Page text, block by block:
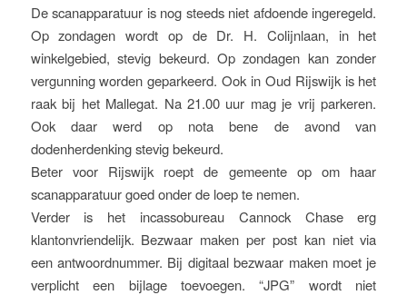
De scanapparatuur is nog steeds niet afdoende ingeregeld.
Op zondagen wordt op de Dr. H. Colijnlaan, in het
winkelgebied, stevig bekeurd. Op zondagen kan zonder
vergunning worden geparkeerd. Ook in Oud Rijswijk is het
raak bij het Mallegat. Na 21.00 uur mag je vrij parkeren.
Ook daar werd op nota bene de avond van
dodenherdenking stevig bekeurd.
Beter voor Rijswijk roept de gemeente op om haar
scanapparatuur goed onder de loep te nemen.
Verder is het incassobureau Cannock Chase erg
klantonvriendelijk. Bezwaar maken per post kan niet via
een antwoordnummer. Bij digitaal bezwaar maken moet je
verplicht een bijlage toevoegen. “JPG” wordt niet